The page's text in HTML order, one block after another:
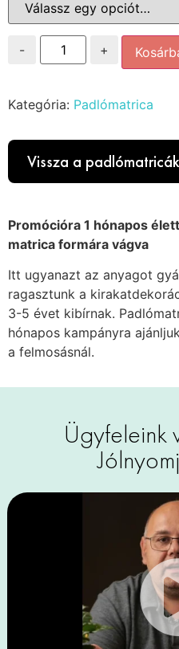
- +
Kategória: Padlómatrica
Vissza a
Promócióra 1 hónapos
matrica formára vágva
Itt ugyanazt az anyagot
ragasztunk a
3-5 évet kibírnak.
hónapos kampányra
a felmosásnál.
Ügyfeleink